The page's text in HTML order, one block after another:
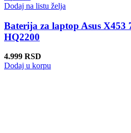
Dodaj na listu želja
Baterija za laptop Asus X453
HQ2200
4.999 RSD
Dodaj u korpu